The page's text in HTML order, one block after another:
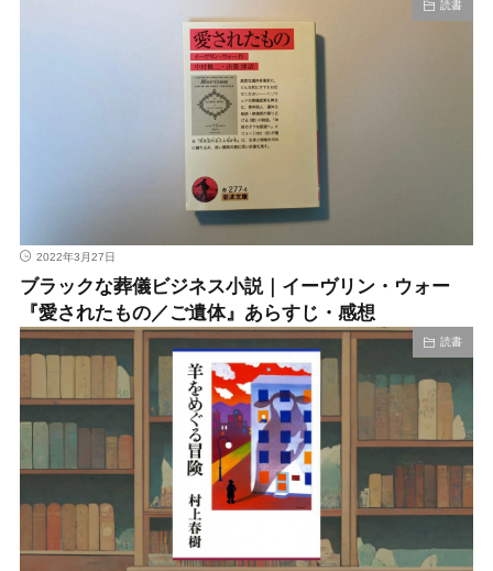
読書
2022年3月27日
ブラックな葬儀ビジネス小説｜イーヴリン・ウォー
『愛されたもの／ご遺体』あらすじ・感想
読書